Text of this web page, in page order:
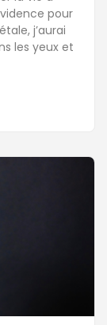
pour
j’aurai
les yeux et